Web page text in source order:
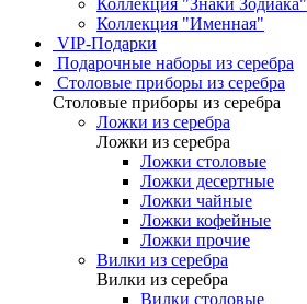
Коллекция "Знаки Зодиака"
Коллекция "Именная"
VIP-Подарки
Подарочные наборы из серебра
Столовые приборы из серебра
Столовые приборы из серебра
Ложки из серебра
Ложки из серебра
Ложки столовые
Ложки десертные
Ложки чайные
Ложки кофейные
Ложки прочие
Вилки из серебра
Вилки из серебра
Вилки столовые